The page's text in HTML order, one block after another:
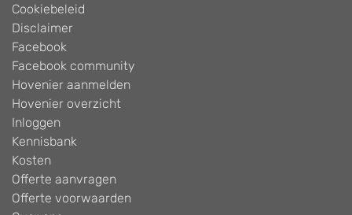
Cookiebeleid
Disclaimer
Facebook
Facebook community
Hovenier aanmelden
Hovenier overzicht
Inloggen
Kennisbank
Kosten
Offerte aanvragen
Offerte voorwaarden